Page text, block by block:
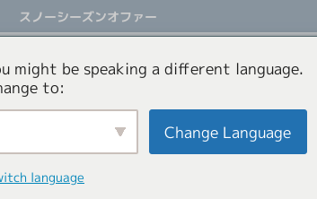
スノーシーズンオファー
オファー コンシェルジュサービス
might be speaking a different language.
to:
Change Language
language